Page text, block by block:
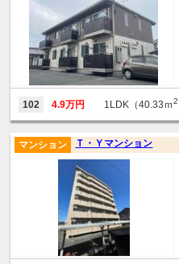
102 4.9万円 1LDK（40.33ｍ2
Ｔ・Ｙマンション
マンション